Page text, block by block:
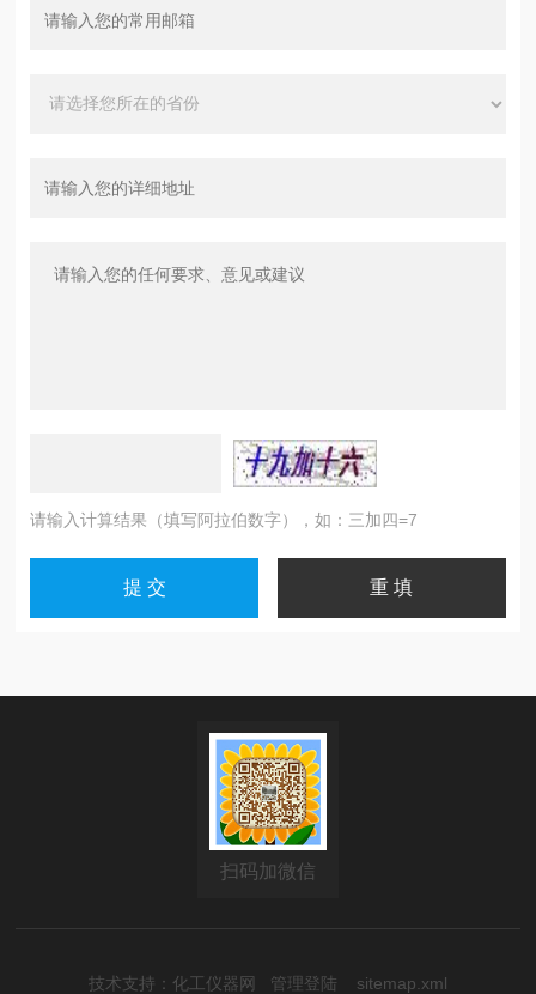
请输入计算结果（填写阿拉伯数字），如：三加四=7
扫码加微信
技术支持： 化工仪器网 管理登陆 sitemap.xml